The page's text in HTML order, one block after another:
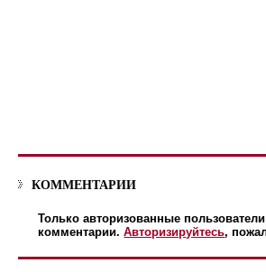
КОММЕНТАРИИ
Только авторизованные
комментарии.Авторизируйтесь,